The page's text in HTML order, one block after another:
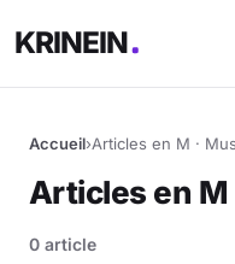
KRINEIN
Accueil›Articles en M ·
Articles en M
0 article